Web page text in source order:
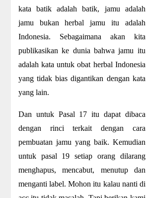
kata batik adalah batik, jamu adalah
jamu bukan herbal jamu itu adalah
Indonesia. Sebagaimana akan kita
publikasikan ke dunia bahwa jamu itu
adalah kata untuk obat herbal Indonesia
yang tidak bias digantikan dengan kata
yang lain.
Dan untuk Pasal 17 itu dapat dibaca
dengan rinci terkait dengan cara
pembuatan jamu yang baik. Kemudian
untuk pasal 19 setiap orang dilarang
menghapus, mencabut, menutup dan
menganti label. Mohon itu kalau nanti di